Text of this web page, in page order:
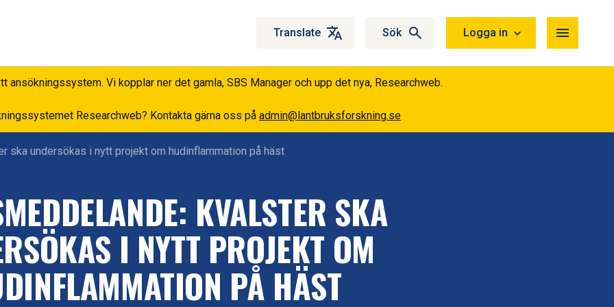
Translate
Sök Logga in
Vi kopplar ner det gamla, SBS Manager och upp det nya, Researchweb.
Researchweb? Kontakta gärna oss på admin@lantbruksforskning.se
ska undersökas i nytt projekt om hudinflammation på häst
KVALSTER SKA
I NYTT PROJEKT OM
PÅ HÄST